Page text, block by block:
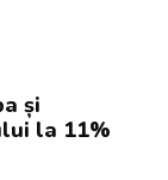
și
la 11%